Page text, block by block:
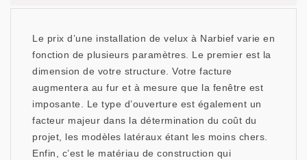
Le prix d’une installation de velux à Narbief varie en
fonction de plusieurs paramètres. Le premier est la
dimension de votre structure. Votre facture
augmentera au fur et à mesure que la fenêtre est
imposante. Le type d’ouverture est également un
facteur majeur dans la détermination du coût du
projet, les modèles latéraux étant les moins chers.
Enfin, c’est le matériau de construction qui